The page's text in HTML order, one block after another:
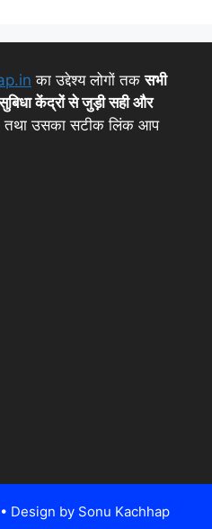
का उद्देश्य लोगों तकसभी
केंद्रों से जुड़ी सही और
तथा उसका सटीक लिंक आप
Design by Sonu Kachhap